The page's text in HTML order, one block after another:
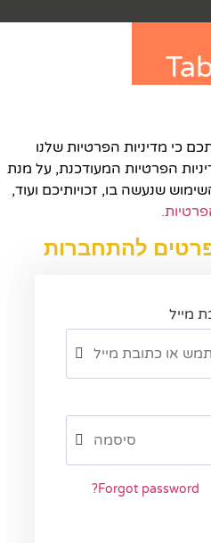
כי מדיניות הפרטיות שלנו
הפרטיות המעודכנת, על מנת
שנעשה בו, זכויותיכם ועוד,
להתחברות
מייל
Forgot password?